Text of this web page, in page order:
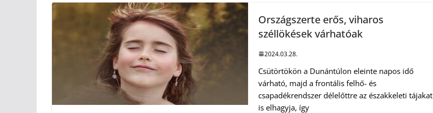
Országszerte erős, viharos
széllökések várhatóak
2024.03.28.
Csütörtökön a Dunántúlon eleinte napos idő
várható, majd a frontális felhő- és
csapadékrendszer délelőttre az északkeleti tájakat
is elhagyja, így